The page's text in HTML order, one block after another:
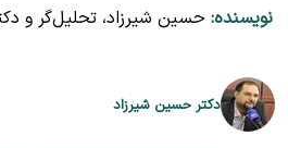
نویسنده: حسین شیرزاد، تحلیل‌گر و
دکتر حسین شیرزاد